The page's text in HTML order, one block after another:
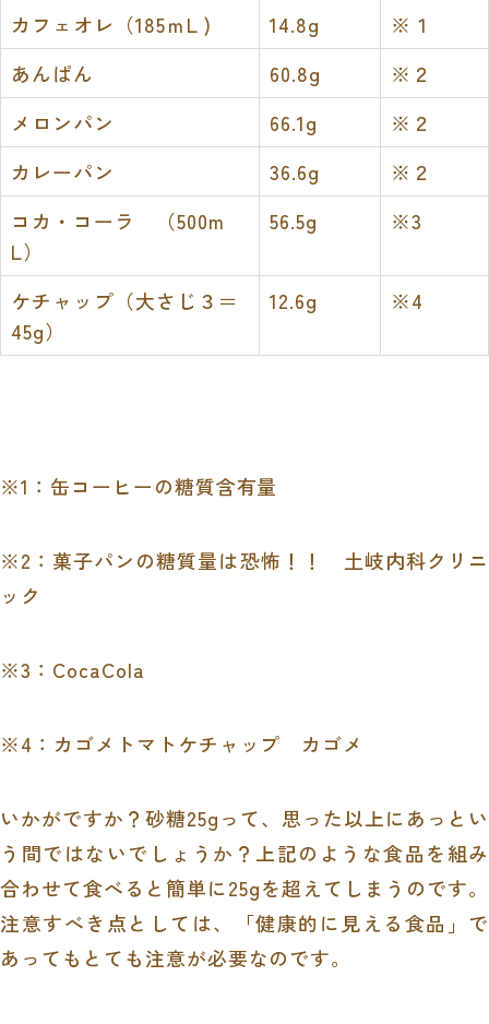
カフェオレ（185ｍL ) 14.8g
※１
あんぱん
60.8g
※２
メロンパン
66.1g
※２
カレーパン
36.6g
※２
コカ・コーラ （500m
L）
56.5g ※3
ケチャップ（大さじ３＝
45g）
12.6g ※4
※1：缶コーヒーの糖質含有量
※2：菓子パンの糖質量は恐怖！！ 土岐内科クリニ
ック
※3：CocaCola
※4：カゴメトマトケチャップ カゴメ
いかがですか？砂糖25gって、思った以上にあっとい
う間ではないでしょうか？上記のような食品を組み
合わせて食べると簡単に25gを超えてしまうのです。
注意すべき点としては、「健康的に見える食品」で
あってもとても注意が必要なのです。